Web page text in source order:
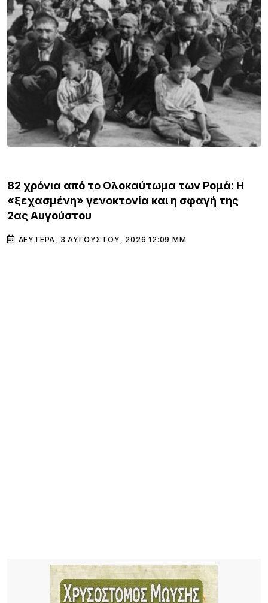
82 χρόνια από το Ολοκαύτωμα των Ρομά: Η
«ξεχασμένη» γενοκτονία και η σφαγή της
2ας Αυγούστου
ΔΕΥΤΈΡΑ, 3 ΑΥΓΟΎΣΤΟΥ, 2026 12:09 ΜΜ